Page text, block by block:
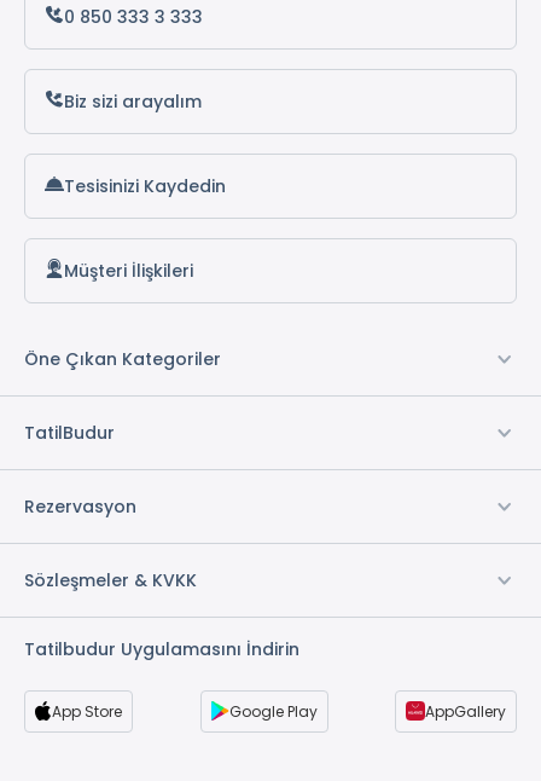
0 850 333 3 333
Biz sizi arayalım
Tesisinizi Kaydedin
Müşteri İlişkileri
Öne Çıkan Kategoriler
TatilBudur
Rezervasyon
Sözleşmeler & KVKK
Tatilbudur Uygulamasını İndirin
App Store Google Play AppGallery